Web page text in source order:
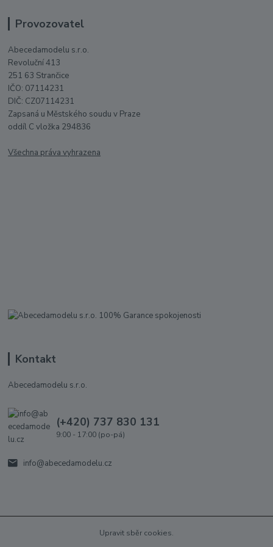
Provozovatel
Abecedamodelu s.r.o.
Revoluční 413
251 63 Strančice
IČO: 07114231
DIČ: CZ07114231
Zapsaná u Městského soudu v Praze
oddíl C vložka 294836
Všechna práva vyhrazena
Kontakt
Abecedamodelu s.r.o.
(+420) 737 830 131
9:00 - 17:00 (po-pá)
info@abecedamodelu.cz
Upravit sběr cookies.